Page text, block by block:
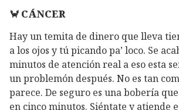
🦀 CÁNCER
Hay un temita de dinero que lleva
a los ojos y tú picando pa’ loco. Se
minutos de atención real a eso esta
un problemón después. No es tan
parece. De seguro es una bobería
en cinco minutos. Siéntate y atiende